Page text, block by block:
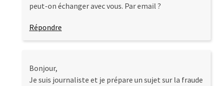
peut-on échanger avec vous. Par email ?
Répondre
Bonjour,
Je suis journaliste et je prépare un sujet sur la fraude